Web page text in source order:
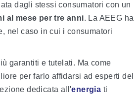
dagli stessi consumatori con un
al mese per tre anni. La AEEG ha
nel caso in cui i consumatori
garantiti e tutelati. Ma come
per farlo affidarsi ad esperti del
dedicata all'energia ti